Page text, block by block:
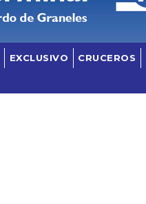
EXCLUSIVO CRUCEROS